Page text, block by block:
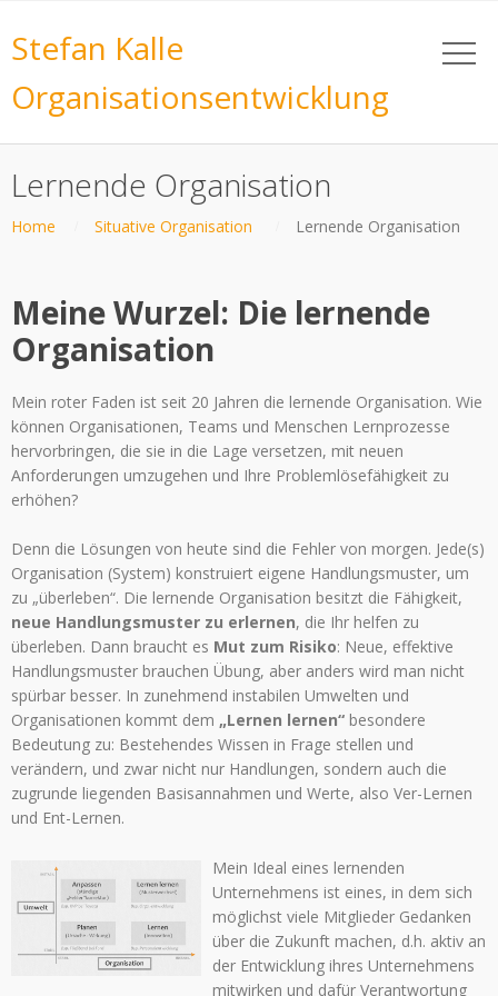
Stefan Kalle
Organisationsentwicklung
Lernende Organisation
Home Situative Organisation Lernende Organisation
Meine Wurzel: Die lernende
Organisation
Mein roter Faden ist seit 20 Jahren die lernende Organisation. Wie
können Organisationen, Teams und Menschen Lernprozesse
hervorbringen, die sie in die Lage versetzen, mit neuen
Anforderungen umzugehen und Ihre Problemlösefähigkeit zu
erhöhen?
Denn die Lösungen von heute sind die Fehler von morgen. Jede(s)
Organisation (System) konstruiert eigene Handlungsmuster, um
zu „überleben“. Die lernende Organisation besitzt die Fähigkeit,
neue Handlungsmuster zu erlernen, die Ihr helfen zu
überleben. Dann braucht es Mut zum Risiko: Neue, effektive
Handlungsmuster brauchen Übung, aber anders wird man nicht
spürbar besser. In zunehmend instabilen Umwelten und
Organisationen kommt dem „Lernen lernen“ besondere
Bedeutung zu: Bestehendes Wissen in Frage stellen und
verändern, und zwar nicht nur Handlungen, sondern auch die
zugrunde liegenden Basisannahmen und Werte, also Ver-Lernen
und Ent-Lernen.
Mein Ideal eines lernenden
Unternehmens ist eines, in dem sich
möglichst viele Mitglieder Gedanken
über die Zukunft machen, d.h. aktiv an
der Entwicklung ihres Unternehmens
mitwirken und dafür Verantwortung